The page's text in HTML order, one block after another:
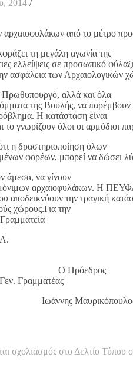
2014 /
αρχαιοφυλάκων από το
τη μεγάλη αγωνία της
ελλείψεις σε προσωπικό
ασφάλεια των Αρχαιολογικών
αλλά και όλα
της Βουλής, να
Η κατάσταση είναι
το γνωρίζουν όλοι οι αρμόδιοι
η δραστηριοποίηση όλων
φορέων, μπορεί να δώσει
άμεσα, να γίνουν
αρχαιοφυλάκων. Η
αποδεικνύουν την τραγική
χώρους.Για την
σχολιασμός στο Δελτίο Τύπου